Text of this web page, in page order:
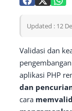
Updated : 12
Validasi dan
aplikasi PHP
dan
cara